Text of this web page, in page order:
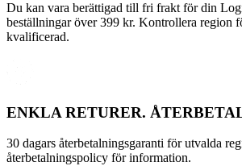
Du kan vara berättigad till fri frakt för din
beställningar över 399 kr. Kontrollera region
kvalificerad.
ENKLA RETURER.
30 dagars återbetalningsgaranti för utvalda
återbetalningspolicy för information.